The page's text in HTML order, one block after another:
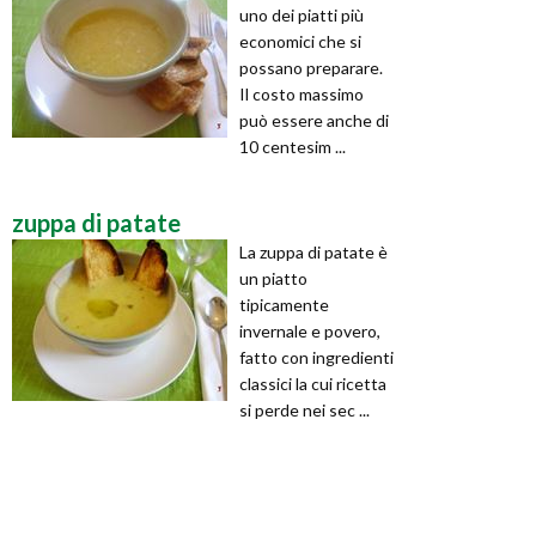
uno dei piatti più
economici che si
possano preparare.
Il costo massimo
può essere anche di
10 centesim ...
zuppa di patate
La zuppa di patate è
un piatto
tipicamente
invernale e povero,
fatto con ingredienti
classici la cui ricetta
si perde nei sec ...